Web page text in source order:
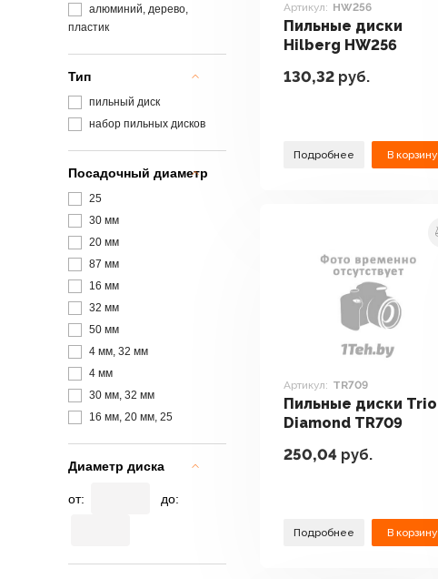
алюминий, дерево,
пластик
Тип
пильный диск
набор пильных дисков
Посадочный диаметр
25
30 мм
20 мм
87 мм
16 мм
32 мм
50 мм
4 мм, 32 мм
4 мм
30 мм, 32 мм
16 мм, 20 мм, 25
Диаметр диска
от: до:
Артикул: HW256
Пильные диски
Hilberg HW256
130,32 руб.
Подробнее В корзину
Артикул: TR709
Пильные диски Trio
Diamond TR709
250,04 руб.
Подробнее В корзину